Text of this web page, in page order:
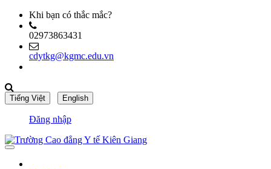
Khi bạn có thắc mắc?
02973863431
cdytkg@kgmc.edu.vn
Đăng nhập